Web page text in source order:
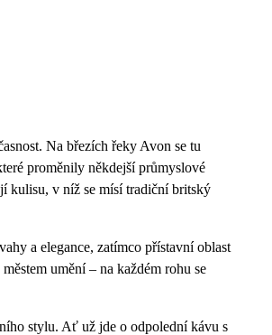
Na březích řeky Avon se tu
proměnily někdejší průmyslové
kulisu, v níž se mísí tradiční britský
a elegance, zatímco přístavní oblast
umění – na každém rohu se
stylu. Ať už jde o odpolední kávu s